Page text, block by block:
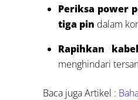
Periksa power
tiga pin dalam
Rapihkan
menghindari
Baca juga Artikel :